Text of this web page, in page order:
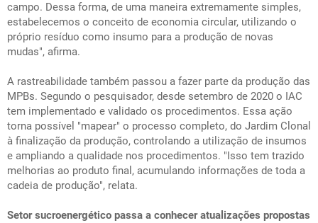
campo. Dessa forma, de uma maneira extremamente simples,
estabelecemos o conceito de economia circular, utilizando o
próprio resíduo como insumo para a produção de novas
mudas", afirma.
A rastreabilidade também passou a fazer parte da produção das
MPBs. Segundo o pesquisador, desde setembro de 2020 o IAC
tem implementado e validado os procedimentos. Essa ação
torna possível "mapear" o processo completo, do Jardim Clonal
à finalização da produção, controlando a utilização de insumos
e ampliando a qualidade nos procedimentos. "Isso tem trazido
melhorias ao produto final, acumulando informações de toda a
cadeia de produção", relata.
Setor sucroenergético passa a conhecer atualizações propostas